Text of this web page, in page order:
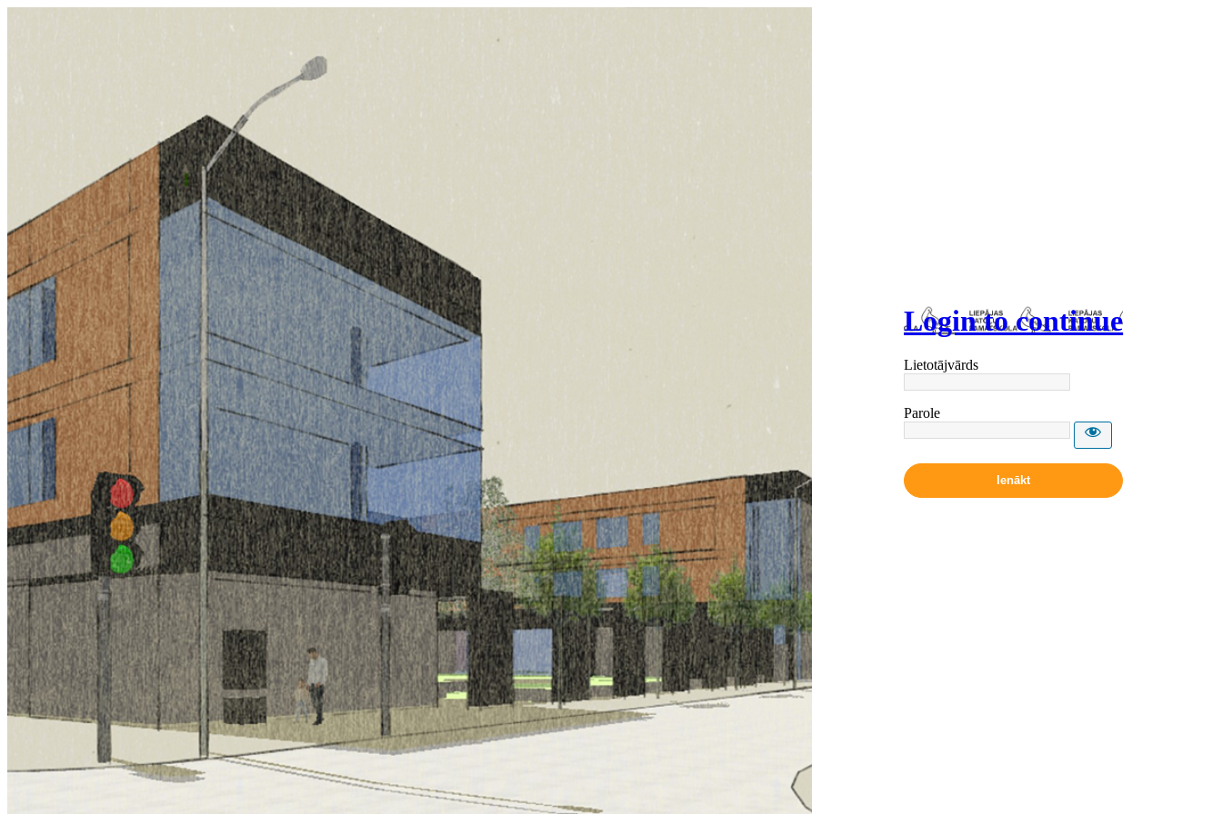
Login to continue
Lietotājvārds
Parole